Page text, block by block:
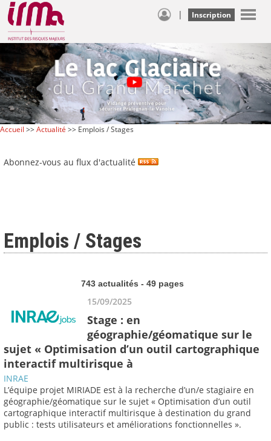
| Inscription
Accueil >>Actualité >> Emplois / Stages
Abonnez-vous au flux d'actualité
Emplois / Stages
743 actualités - 49 pages
15/09/2025
Stage : en
géographie/géomatique sur le
sujet « Optimisation d’un outil cartographique
interactif multirisque à
INRAE
L’équipe projet MIRIADE est à la recherche d’un/e stagiaire en
géographie/géomatique sur le sujet « Optimisation d’un outil
cartographique interactif multirisque à destination du grand
public : tests utilisateurs et améliorations fonctionnelles ».